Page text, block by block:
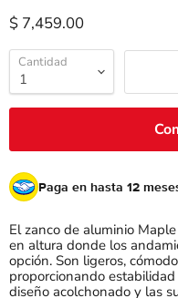
$ 7,459.00
Cantidad
Paga en hasta 12
El zanco de aluminio
en altura donde los
opción. Son ligeros,
proporcionando
diseño acolchonado y las